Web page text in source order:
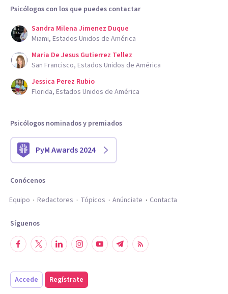
Psicólogos con los que puedes contactar
Sandra Milena Jimenez Duque
Miami, Estados Unidos de América
Maria De Jesus Gutierrez Tellez
San Francisco, Estados Unidos de América
Jessica Perez Rubio
Florida, Estados Unidos de América
Psicólogos nominados y premiados
PyM Awards 2024
Conócenos
Equipo
Redactores Tópicos Anúnciate Contacta
Síguenos
Accede Regístrate